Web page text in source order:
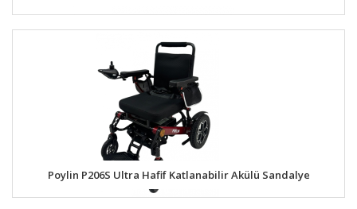
Poylin P206S Ultra Hafif Katlanabilir Akülü Sandalye